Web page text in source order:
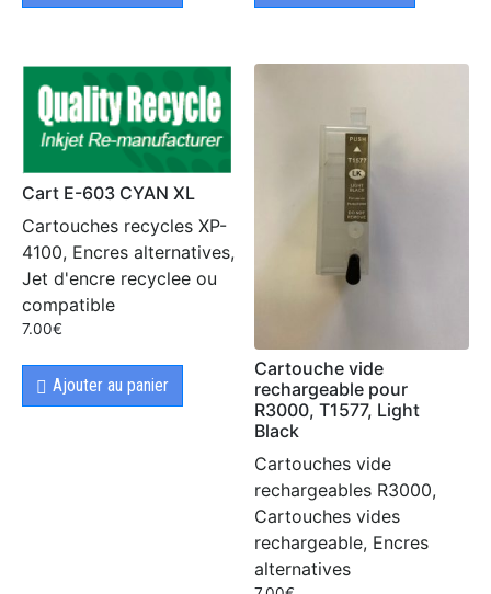
Cart E-603 CYAN XL
Cartouches recycles XP-
4100, Encres alternatives,
Jet d'encre recyclee ou
compatible
7.00€
Ajouter au panier
Cartouche vide
rechargeable pour
R3000, T1577, Light
Black
Cartouches vide
rechargeables R3000,
Cartouches vides
rechargeable, Encres
alternatives